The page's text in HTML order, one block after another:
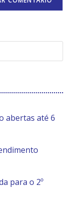
abertas até 6
para o 2º